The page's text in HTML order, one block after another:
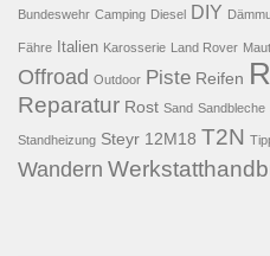
Bundeswehr Camping Diesel DIY
Fähre Italien Karosserie Land Rover Maut
Offroad Outdoor Piste Reifen
Reparatur Rost Sand Sandbleche
Standheizung Steyr 12M18 T2N
Wandern